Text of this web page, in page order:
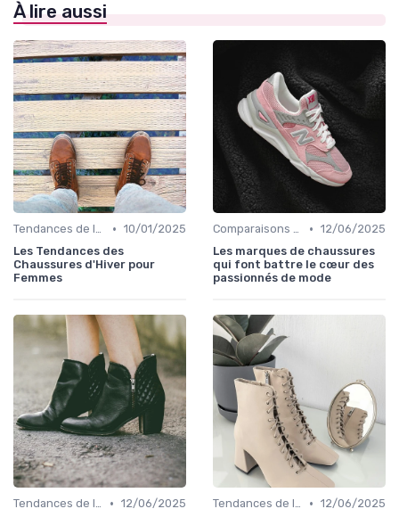
À lire aussi
Tendances de la Mode • 10/01/2025
Les Tendances des
Chaussures d'Hiver pour
Femmes
Comparaisons de Marques • 12/06/2025
Les marques de chaussures
qui font battre le cœur des
passionnés de mode
Tendances de la Mode • 12/06/2025
Tendances de la Mode • 12/06/2025